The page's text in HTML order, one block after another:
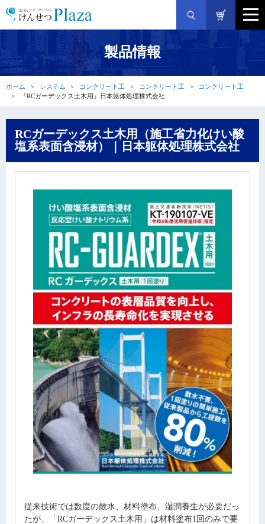
製品情報
ホーム システム コンクリート工 コンクリート工
コンクリート工
『RCガーデックス土木用』日本躯体処理株式会社
RCガーデックス土木用（施工省力化けい酸
塩系表面含浸材）｜日本躯体処理株式会社
従来技術では数度の散水、材料塗布、湿潤養生が必要だっ
たが、「RCガーデックス土木用」は材料塗布1回のみで要